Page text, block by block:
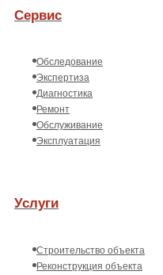
Сервис
Обследование
Экспертиза
Диагностика
Ремонт
Обслуживание
Эксплуатация
Услуги
Строительство объекта
Реконструкция объекта